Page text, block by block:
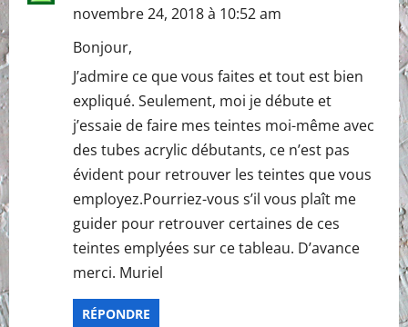
novembre 24, 2018 à 10:52 am
Bonjour,
J’admire ce que vous faites et tout est bien
expliqué. Seulement, moi je débute et
j’essaie de faire mes teintes moi-même avec
des tubes acrylic débutants, ce n’est pas
évident pour retrouver les teintes que vous
employez.Pourriez-vous s’il vous plaît me
guider pour retrouver certaines de ces
teintes emplyées sur ce tableau. D’avance
merci. Muriel
RÉPONDRE